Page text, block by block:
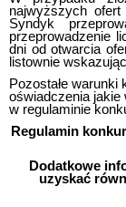
najwyższych
Syndyk
przeprowadzenie
dni od otwarcia
listownie
Pozostałe
oświadczenia jakie
w regulaminie
Regulamin
Dodatkowe
uzyskać